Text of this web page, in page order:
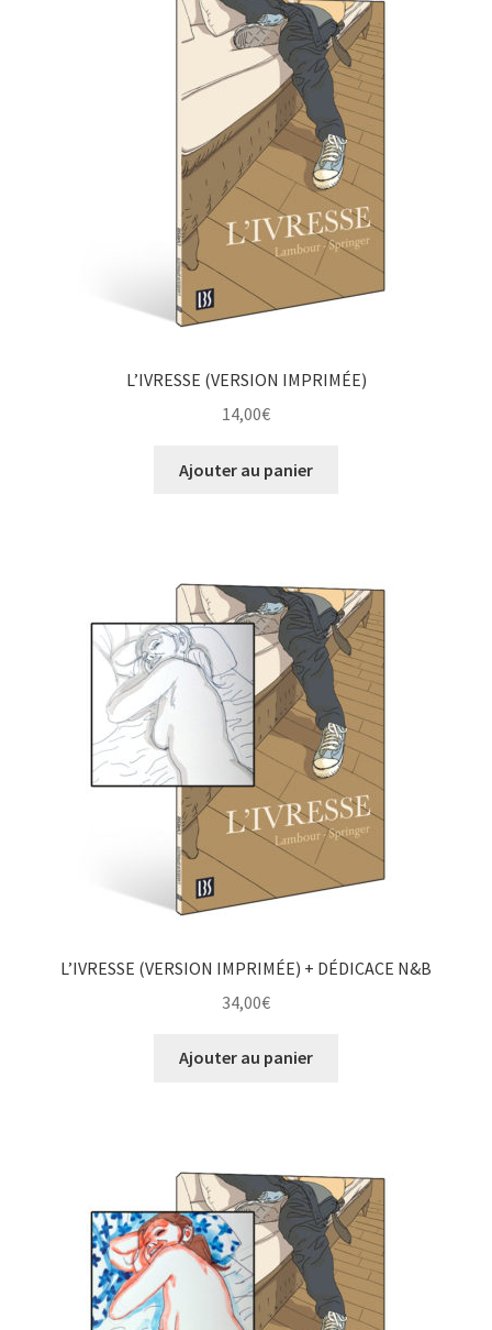
L’IVRESSE (VERSION IMPRIMÉE)
14,00€
Ajouter au panier
L’IVRESSE (VERSION IMPRIMÉE) + DÉDICACE N&B
34,00€
Ajouter au panier